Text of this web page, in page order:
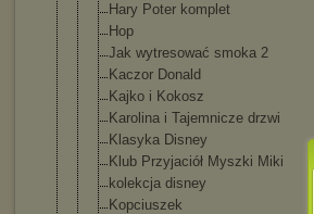
Hary Poter komplet
Hop
Jak wytresować smoka 2
Kaczor Donald
Kajko i Kokosz
Karolina i Tajemnicze drzwi
Klasyka Disney
Klub Przyjaciół Myszki Miki
kolekcja disney
Kopciuszek